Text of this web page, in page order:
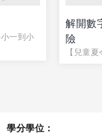
一到小
解開數
險
【兒童
學分學位：